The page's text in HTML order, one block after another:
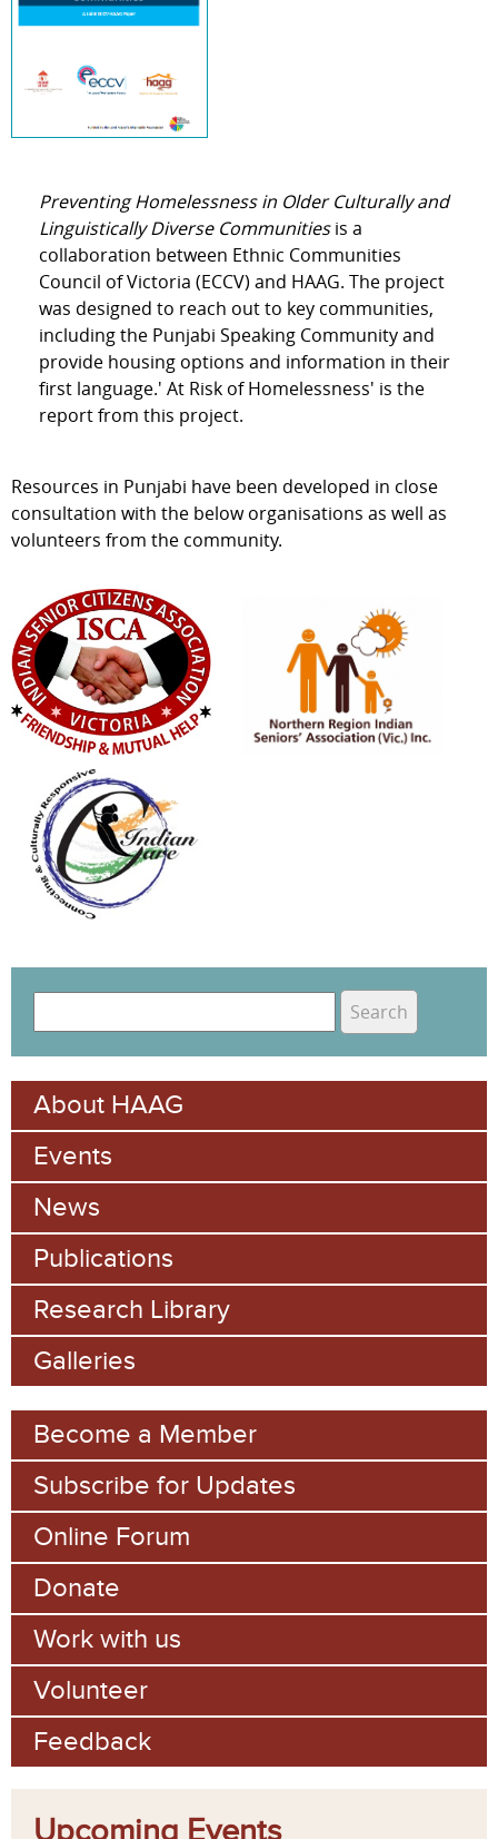
Preventing Homelessness in Older Culturally and
Linguistically Diverse Communitiesis a
collaboration between Ethnic Communities
Council of Victoria (ECCV) and HAAG. The project
was designed to reach out to key communities,
including the Punjabi Speaking Community and
provide housing options and information in their
first language.' At Risk of Homelessness' is the
report from this project.
Resources in Punjabi have been developed in close
consultation with the below organisations as well as
volunteers from the community.
S
e
a
r
c
h
f
o
r
m
e
a
r
c
h
About HAAG
Events
News
Publications
Research Library
Galleries
Become a Member
Subscribe for Updates
Online Forum
Donate
Work with us
Volunteer
Feedback
Upcoming Events